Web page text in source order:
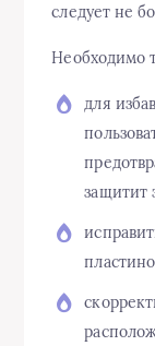
следует не
Необходимо
для
защитит